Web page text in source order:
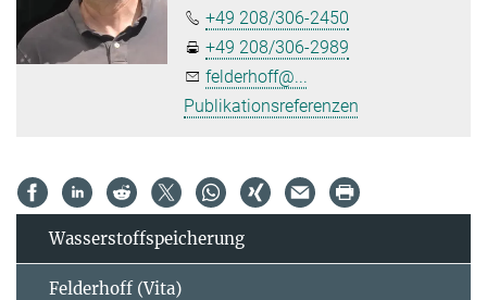
+49 208/306-2450
+49 208/306-2989
felderhoff@...
Publikationsreferenzen
Wasserstoffspeicherung
Felderhoff (Vita)